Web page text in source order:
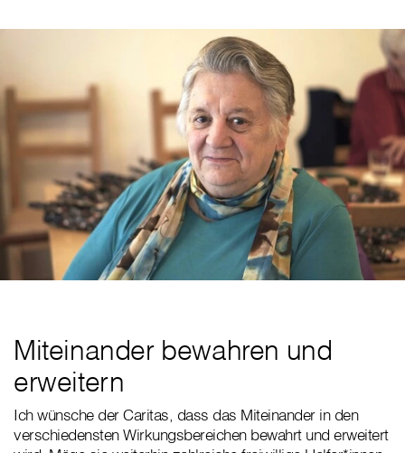
Miteinander bewahren und
erweitern
Ich wünsche der Caritas, dass das Miteinander in den
verschiedensten Wirkungsbereichen bewahrt und erweitert